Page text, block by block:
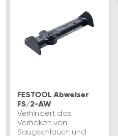
FESTOOL Abweiser
FS/2-AW
Verhindert das
Verhaken von
Saugschlauch und